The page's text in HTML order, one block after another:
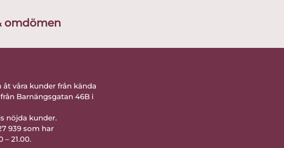
omdömen
våra kunder från kända
Barnängsgatan 46B i
nöjda kunder.
939 som har
– 21.00.